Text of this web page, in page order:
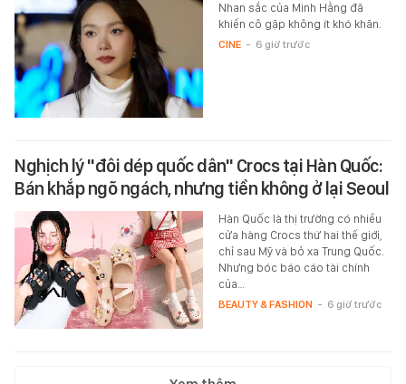
Nhan sắc của Minh Hằng đã
khiến cô gặp không ít khó khăn.
CINE - 6 giờ trước
Nghịch lý "đôi dép quốc dân" Crocs tại Hàn Quốc:
Bán khắp ngõ ngách, nhưng tiền không ở lại Seoul
Hàn Quốc là thị trường có nhiều
cửa hàng Crocs thứ hai thế giới,
chỉ sau Mỹ và bỏ xa Trung Quốc.
Nhưng bóc báo cáo tài chính
của…
BEAUTY & FASHION - 6 giờ trước